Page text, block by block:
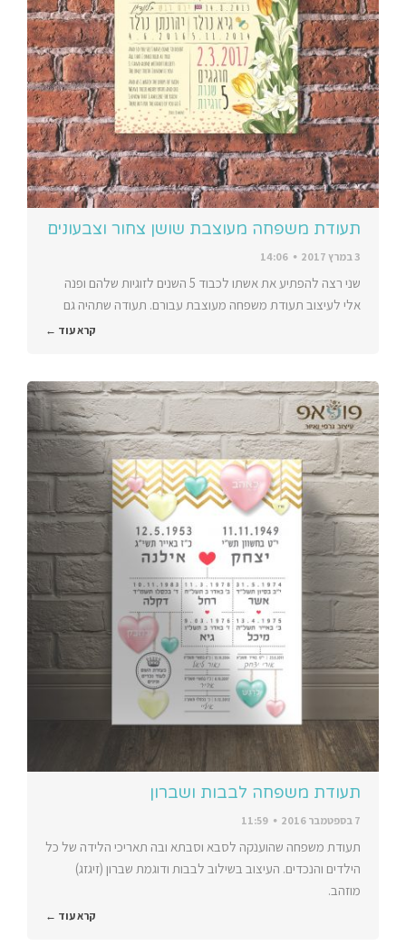
תעודת משפחה מעוצבת שושן צחור וצבעונים
3 במרץ 2017 14:06
שני רצה להפתיע את אשתו לכבוד 5 השנים לזוגיות שלהם ופנה
אלי לעיצוב תעודת משפחה מעוצבת עבורם. תעודה שתהיה גם
קרא עוד ←
תעודת משפחה לבבות ושברון
7 בספטמבר 2016 11:59
תעודת משפחה שהוענקה לסבא וסבתא ובה תאריכי הלידה של כל
הילדים והנכדים. העיצוב בשילוב לבבות ודוגמת שברון (זיגזג)
מוזהב.
קרא עוד ←